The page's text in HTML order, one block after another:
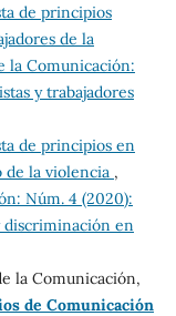
de principios
de la
la Comunicación:
y trabajadores
de principios en
la violencia ,
Núm. 4 (2020):
discriminación en
la Comunicación,
de Comunicación